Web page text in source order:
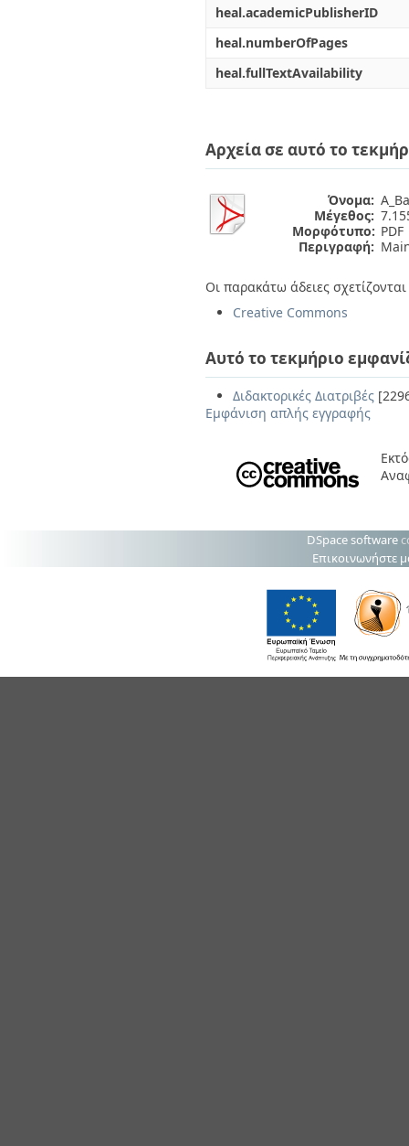
heal.academicPublisherID
heal.numberOfPages
heal.fullTextAvailability
Αρχεία σε αυτό το
Όνομα:
Μέγεθος:
Μορφότυπο: PDF
Περιγραφή:
Οι παρακάτω άδειες
Creative Commons
Αυτό το τεκμήριο
Διδακτορικές Διατριβές
Εμφάνιση απλής εγγραφής
DSpace software
Επικοινωνήστε